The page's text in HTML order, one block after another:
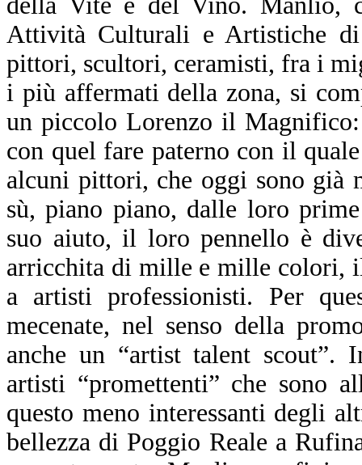
Attività Culturali e Artistiche
pittori, scultori, ceramisti, fra i
i più affermati della zona, si
un piccolo Lorenzo il
con quel fare paterno con il
alcuni pittori, che oggi sono già
sù, piano piano, dalle loro
suo aiuto, il loro pennello è
arricchita di mille e mille colori,
a artisti professionisti. Per
mecenate, nel senso della
anche un “artist talent scout”.
artisti “promettenti” che sono
questo meno interessanti degli
bellezza di Poggio Reale a